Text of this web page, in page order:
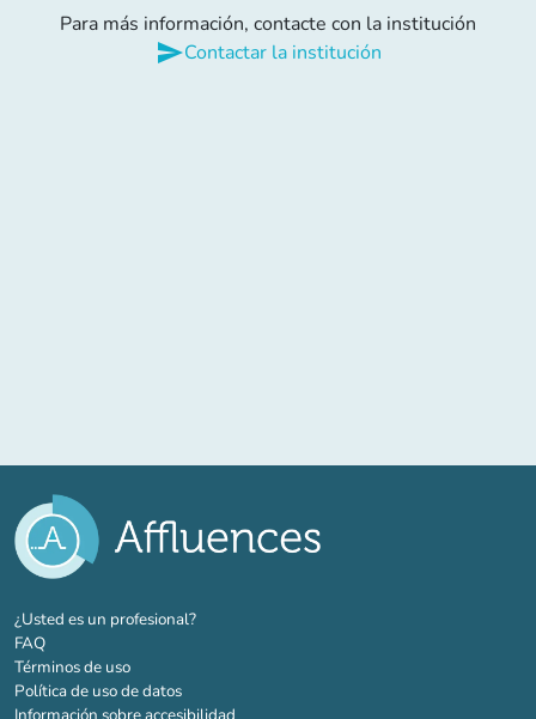
Para más información, contacte con la institución
sendContactar la institución
¿Usted es un profesional?(nueva pestaña)
FAQ
Términos de uso
Política de uso de datos